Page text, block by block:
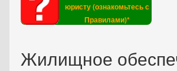
юристу (ознакомьтесь с
Правилами)*
Жилищное